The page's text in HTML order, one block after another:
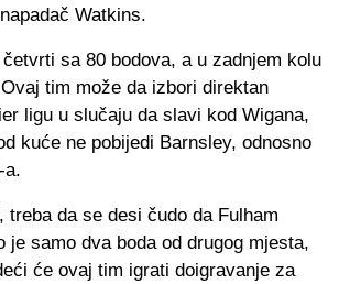
Watkins.
sa 80 bodova, a u zadnjem kolu
tim može da izbori direktan
ligu u slučaju da slavi kod Wigana,
kuće ne pobijedi Barnsley, odnosno
a.
treba da se desi čudo da Fulham
je samo dva boda od drugog mjesta,
će ovaj tim igrati doigravanje za